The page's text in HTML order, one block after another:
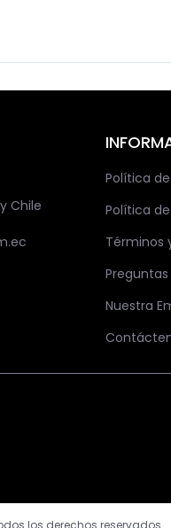
Chile
Política
Política
Términos
Nuestra
los derechos reservados.